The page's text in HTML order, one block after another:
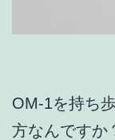
OM-1を持ち
方なんですか